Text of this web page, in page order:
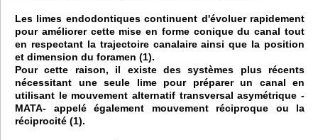
Les limes endodontiques continuent d'évoluer rapidement
pour améliorer cette mise en forme conique du canal tout
en respectant la trajectoire canalaire ainsi que la position
et dimension du foramen (1).
Pour cette raison, il existe des systèmes plus récents
nécessitant une seule lime pour préparer un canal en
utilisant le mouvement alternatif transversal asymétrique -
MATA- appelé également mouvement réciproque ou la
réciprocité (1).